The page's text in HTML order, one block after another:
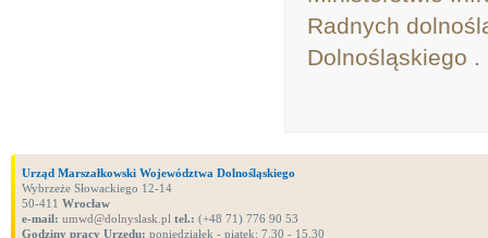
Radnych
Dolnośląskiego .
Urząd Marszałkowski Województwa Dolnośląskiego
Wybrzeże Słowackiego 12-14
50-411 Wrocław
e-mail: umwd@dolnyslask.pl tel.: (+48 71) 776 90 53
Godziny pracy Urzędu: poniedziałek - piątek: 7.30 - 15.30